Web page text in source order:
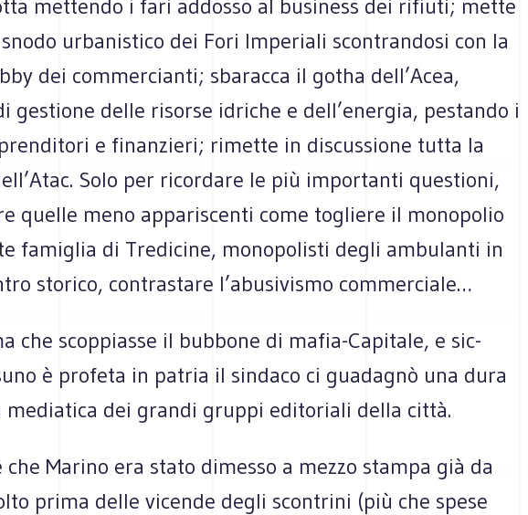
met­tendo i fari addosso al busi­ness dei rifiuti; mette
urba­ni­stico dei Fori Impe­riali scon­tran­dosi con la
dei com­mer­cianti; sba­racca il gotha dell’Acea,
gestione delle risorse idri­che e dell’energia, pestando i
e finan­zieri; rimette in discus­sione tutta la
Solo per ricor­dare le più impor­tanti que­stioni,
quelle meno appa­ri­scenti come togliere il mono­po­lio
fami­glia di Tre­di­cine, mono­po­li­sti degli ambu­lanti in
sto­rico, con­tra­stare l’abusivismo commerciale…
che scop­piasse il bub­bone di mafia-Capitale, e sic­
è pro­feta in patria il sin­daco ci gua­da­gnò una dura
media­tica dei grandi gruppi edi­to­riali della città.
che Marino era stato dimesso a mezzo stampa già da
prima delle vicende degli scon­trini (più che spese